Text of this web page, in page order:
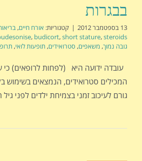
בבגרות
13 בספטמבר 2012 | קטגוריות: אורח חיים,
, budicort,short stature,steroids
גובה נמוך, משאפים, סטרואידים, תופעות לואי,
עובדה ידועה היא (לפחות לרופאים)
המכילים סטרואידים, הנמצאים בשימוש
גורם לעיכוב זמני בצמיחת ילדים לפני